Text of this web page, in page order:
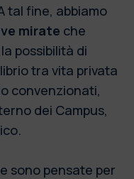
tal fine, abbiamo
mirate che
possibilità di
tra vita privata
convenzionati,
dei Campus,
sono pensate per